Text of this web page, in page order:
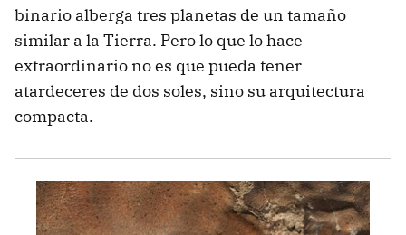
binario alberga tres planetas de un tamaño
similar a la Tierra. Pero lo que lo hace
extraordinario no es que pueda tener
atardeceres de dos soles, sino su arquitectura
compacta.